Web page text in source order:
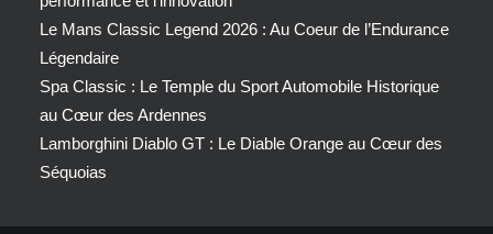
Le Mans Classic Legend 2026 : Au Coeur de l’Endurance
Légendaire
Spa Classic : Le Temple du Sport Automobile Historique
au Cœur des Ardennes
Lamborghini Diablo GT : Le Diable Orange au Cœur des
Séquoias